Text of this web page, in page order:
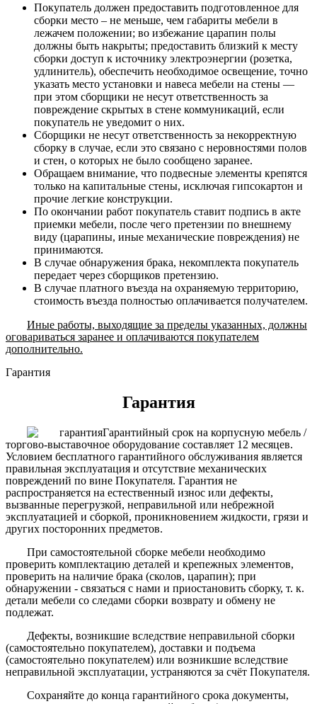
Покупатель должен предоставить подготовленное для
сборки место – не меньше, чем габариты мебели в
лежачем положении; во избежание царапин полы
должны быть накрыты; предоставить близкий к месту
сборки доступ к источнику электроэнергии (розетка,
удлинитель), обеспечить необходимое освещение, точно
указать место установки и навеса мебели на стены —
при этом сборщики не несут ответственность за
повреждение скрытых в стене коммуникаций, если
покупатель не уведомит о них.
Сборщики не несут ответственность за некорректную
сборку в случае, если это связано с неровностями полов
и стен, о которых не было сообщено заранее.
Обращаем внимание, что подвесные элементы крепятся
только на капитальные стены, исключая гипсокартон и
прочие легкие конструкции.
По окончании работ покупатель ставит подпись в акте
приемки мебели, после чего претензии по внешнему
виду (царапины, иные механические повреждения) не
принимаются.
В случае обнаружения брака, некомплекта покупатель
передает через сборщиков претензию.
В случае платного въезда на охраняемую территорию,
стоимость въезда полностью оплачивается получателем.
Иные работы, выходящие за пределы указанных, должны
оговариваться заранее и оплачиваются покупателем
дополнительно.
Гарантия
Гарантия
Гарантийный срок на корпусную мебель /
торгово-выставочное оборудование составляет 12 месяцев.
Условием бесплатного гарантийного обслуживания является
правильная эксплуатация и отсутствие механических
повреждений по вине Покупателя. Гарантия не
распространяется на естественный износ или дефекты,
вызванные перегрузкой, неправильной или небрежной
эксплуатацией и сборкой, проникновением жидкости, грязи и
других посторонних предметов.
При самостоятельной сборке мебели необходимо
проверить комплектацию деталей и крепежных элементов,
проверить на наличие брака (сколов, царапин); при
обнаружении - связаться с нами и приостановить сборку, т. к.
детали мебели со следами сборки возврату и обмену не
подлежат.
Дефекты, возникшие вследствие неправильной сборки
(самостоятельно покупателем), доставки и подъема
(самостоятельно покупателем) или возникшие вследствие
неправильной эксплуатации, устраняются за счёт Покупателя.
Сохраняйте до конца гарантийного срока документы,